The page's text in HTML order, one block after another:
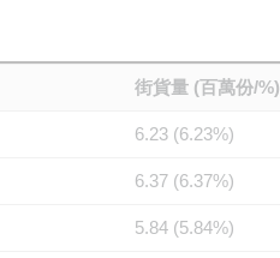
街貨量 (百萬份/%)
6.23 (6.23%)
6.37 (6.37%)
5.84 (5.84%)